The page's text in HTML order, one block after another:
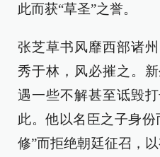
此而获“草圣”之誉。
张芝草书风靡西部诸
秀于林，风必摧之。
遇一些不解甚至诋毁
此。他以名臣之子身
修”而拒绝朝廷征召，